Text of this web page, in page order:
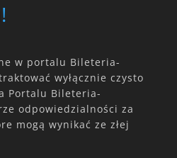
w portalu Bileteria-
wyłącznie czysto
Portalu Bileteria-
odpowiedzialności za
mogą wynikać ze złej